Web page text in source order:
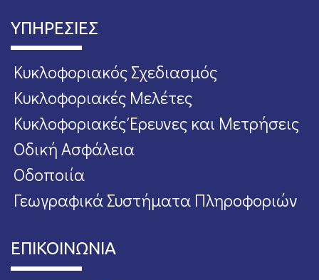
ΥΠΗΡΕΣΙΕΣ
Κυκλοφοριακός Σχεδιασμός
Κυκλοφοριακές Μελέτες
Κυκλοφοριακές Έρευνες και Μετρήσεις
Οδική Ασφάλεια
Οδοποιία
Γεωγραφικά Συστήματα Πληροφοριών
ΕΠΙΚΟΙΝΩΝΙΑ